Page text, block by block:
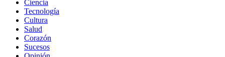
Ciencia
Tecnología
Cultura
Salud
Corazón
Sucesos